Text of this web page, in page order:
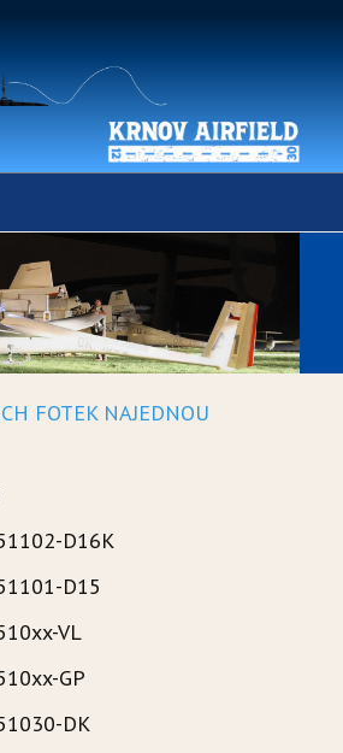
FOTEK NAJEDNOU
D16K
D15
VL
GP
DK